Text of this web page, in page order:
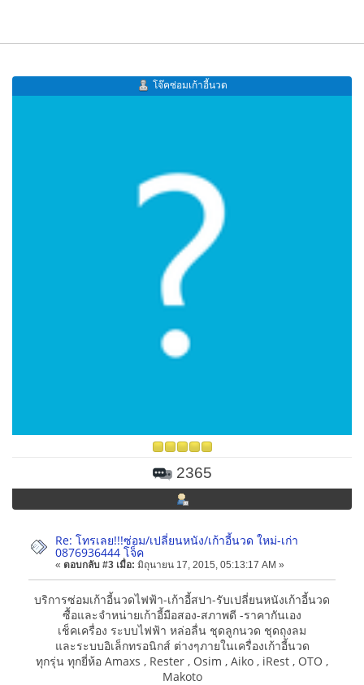
โจ๊คซ่อมเก้าอี้นวด
2365
Re: โทรเลย!!!ซ่อม/เปลี่ยนหนัง/เก้าอี้นวด ใหม่-เก่า
0876936444 โจ็ค
« ตอบกลับ #3 เมื่อ: มิถุนายน 17, 2015, 05:13:17 AM »
บริการซ่อมเก้าอี้นวดไฟฟ้า-เก้าอี้สปา-รับเปลี่ยนหนังเก้าอี้นวด
ซื้อและจำหน่ายเก้าอี้มือสอง-สภาพดี -ราคากันเอง
เช็คเครื่อง ระบบไฟฟ้า หล่อลื่น ชุดลูกนวด ชุดถุงลม
และระบบอิเล็กทรอนิกส์ ต่างๆภายในเครื่องเก้าอี้นวด
ทุกรุ่น ทุกยี่ห้อ Amaxs , Rester , Osim , Aiko , iRest , OTO ,
Makoto